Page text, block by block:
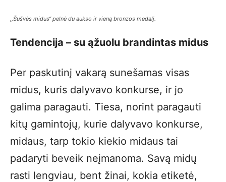
,,Šušvės midus“ pelnė du aukso ir vieną bronzos medalį.
Tendencija – su ąžuolu brandintas midus
Per paskutinį vakarą sunešamas visas
midus, kuris dalyvavo konkurse, ir jo
galima paragauti. Tiesa, norint paragauti
kitų gamintojų, kurie dalyvavo konkurse,
midaus, tarp tokio kiekio midaus tai
padaryti beveik neįmanoma. Savą midų
rasti lengviau, bent žinai, kokia etiketė,